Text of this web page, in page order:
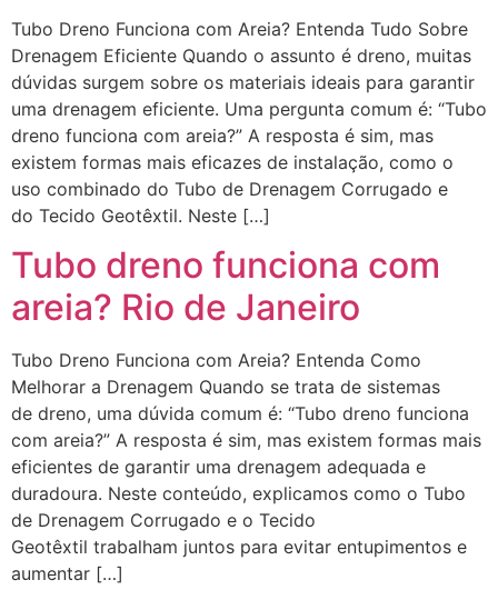
Tubo Dreno Funciona com Areia? Entenda Tudo Sobre
Drenagem Eficiente Quando o assunto é dreno, muitas
dúvidas surgem sobre os materiais ideais para garantir
uma drenagem eficiente. Uma pergunta comum é: “Tubo
dreno funciona com areia?” A resposta é sim, mas
existem formas mais eficazes de instalação, como o
uso combinado do Tubo de Drenagem Corrugado e
do Tecido Geotêxtil. Neste […]
Tubo dreno funciona com
areia? Rio de Janeiro
Tubo Dreno Funciona com Areia? Entenda Como
Melhorar a Drenagem Quando se trata de sistemas
de dreno, uma dúvida comum é: “Tubo dreno funciona
com areia?” A resposta é sim, mas existem formas mais
eficientes de garantir uma drenagem adequada e
duradoura. Neste conteúdo, explicamos como o Tubo
de Drenagem Corrugado e o Tecido
Geotêxtil trabalham juntos para evitar entupimentos e
aumentar […]